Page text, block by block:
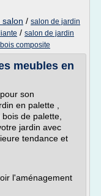
salon / salon de jardin
/ salon de jardin
composite
meubles en
son
en palette ,
de palette,
jardin avec
tendance et
l'aménagement